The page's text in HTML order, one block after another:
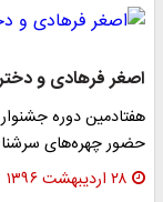
اصغر فرهادی و
حضور چهره‌های
۲۸ اردیبهشت ۱۳۹۶